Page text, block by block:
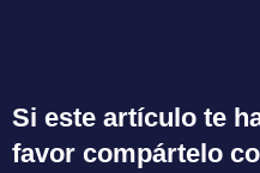
Si este artículo te
favor compártelo